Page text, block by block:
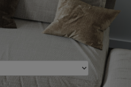
Dodaj do koszyka